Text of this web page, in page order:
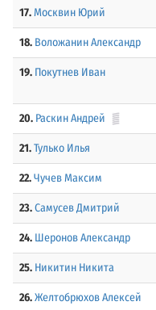
17.Москвин Юрий
18. Воложанин Александр
19. Покутнев Иван
20. Раскин Андрей
21.Тулько Илья
22.Чучев Максим
23.Самусев Дмитрий
24. Шеронов Александр
25. Никитин Никита
26.Желтобрюхов Алексей